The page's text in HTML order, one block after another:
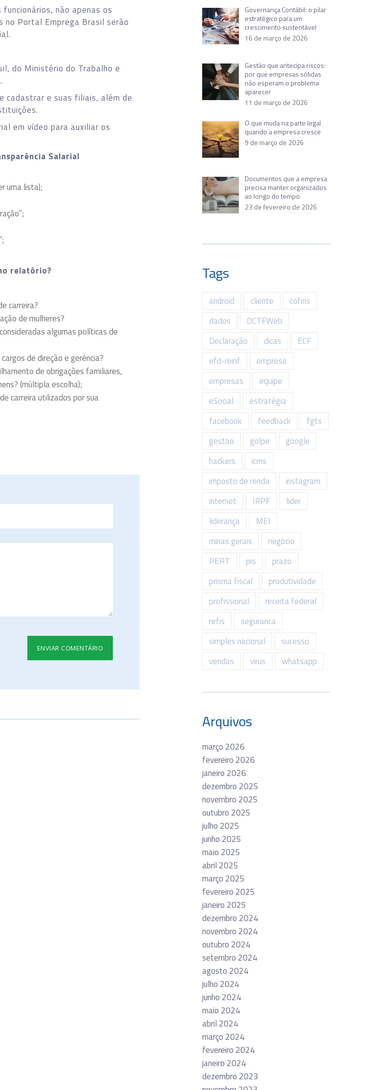
não apenas os
no Portal Emprega Brasil serão
do Ministério do Trabalho e
cadastrar e suas filiais, além de
em vídeo para auxiliar os
Salarial
uma lista);
relatório?
carreira?
de mulheres?
algumas políticas de
de direção e gerência?
de obrigações familiares,
(múltipla escolha);
carreira utilizados por sua
Governança Contábil: o pilar
estratégico para um
crescimento sustentável
16 de março de 2026
Gestão que antecipa riscos:
por que empresas sólidas
não esperam o problema
aparecer
11 de março de 2026
O que muda na parte legal
quando a empresa cresce
9 de março de 2026
Documentos que a empresa
precisa manter organizados
ao longo do tempo
23 de fevereiro de 2026
Tags
android cliente
cofins
dados
DCTFWeb
Declaração
dicas
ECF
efd-reinf
empresa
empresas
equipe
eSocial
estratégia
facebook
feedback
fgts
gestao
golpe
google
hackers
icms
imposto de renda
instagram
internet
IRPF
lider
liderança
MEI
minas gerais
negócio
PERT
pis
prazo
prisma fiscal
produtividade
profissional
receita federal
refis
seguranca
simples nacional
sucesso
vendas
virus whatsapp
Arquivos
março 2026
fevereiro 2026
janeiro 2026
dezembro 2025
novembro 2025
outubro 2025
julho 2025
junho 2025
maio 2025
abril 2025
março 2025
fevereiro 2025
janeiro 2025
dezembro 2024
novembro 2024
outubro 2024
setembro 2024
agosto 2024
julho 2024
junho 2024
maio 2024
abril 2024
março 2024
fevereiro 2024
janeiro 2024
dezembro 2023